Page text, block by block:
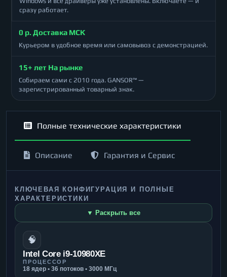
сразу работает.
0 р. Доставка МСК
Курьером в удобное время или самовывоз с демонстрацией.
15+ лет На рынке
Собираем сами с 2010 года. GANSOR™ —
зарегистрированный товарный знак.
Полные технические характеристики
Описание Гарантия и Сервис
КЛЮЧЕВАЯ КОНФИГУРАЦИЯ И ПОЛНЫЕ
ХАРАКТЕРИСТИКИ
▼ Раскрыть все
🧠
Intel Core i9-10980XE
ПРОЦЕССОР
18 ядер • 36 потоков • 3000 МГц